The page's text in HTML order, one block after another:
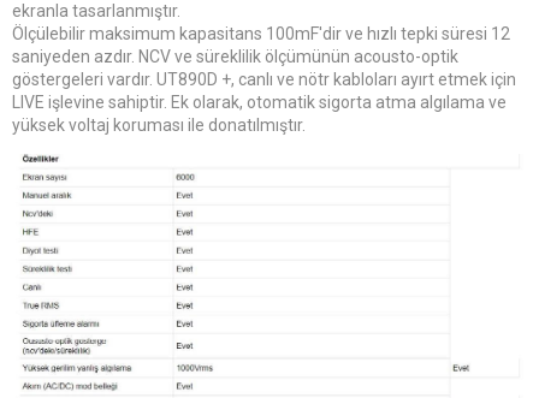
ekranla tasarlanmıştır.
Ölçülebilir maksimum kapasitans 100mF'dir ve hızlı tepki süresi 12
saniyeden azdır. NCV ve süreklilik ölçümünün acousto-optik
göstergeleri vardır. UT890D +, canlı ve nötr kabloları ayırt etmek için
LIVE işlevine sahiptir. Ek olarak, otomatik sigorta atma algılama ve
yüksek voltaj koruması ile donatılmıştır.